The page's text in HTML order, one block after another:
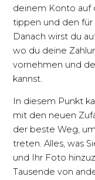
deinem Konto auf
tippen und den für
Danach wirst du
wo du deine
vornehmen und
kannst.
In diesem Punkt
mit den neuen
der beste Weg,
treten. Alles, was
und Ihr Foto
Tausende von